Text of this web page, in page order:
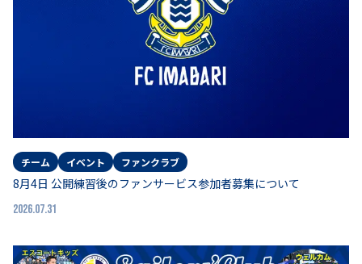
チーム イベント ファンクラブ
8月4日 公開練習後のファンサービス参加者募集について
2026.07.31